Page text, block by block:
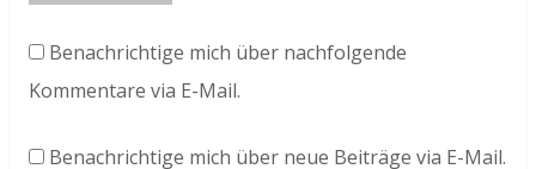
Benachrichtige mich über nachfolgende
Kommentare via E-Mail.
Benachrichtige mich über neue Beiträge via E-Mail.